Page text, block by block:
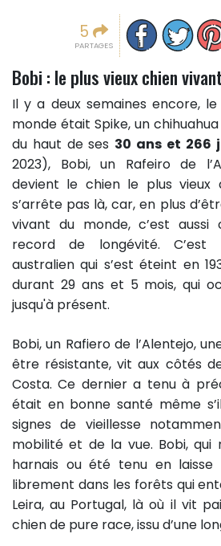
5
PARTAGES
Partager sur
Partager
Bobi : le plus vieux chien
Il y a deux semaines encore,
monde était Spike, un
du haut de ses 30 ans et 266
2023), Bobi, un Rafeiro de
devient le chien le plus vieux
s’arrête pas là, car, en plus
vivant du monde, c’est
record de longévité. C’est
australien qui s’est éteint en
durant 29 ans et 5 mois, qui
jusqu'à présent.
Bobi, un Rafiero de l’Alentejo,
être résistante, vit aux côtés
Costa. Ce dernier a tenu à
était en bonne santé même
signes de vieillesse
mobilité et de la vue. Bobi, qui
harnais ou été tenu en
librement dans les forêts qui
Leira, au Portugal, là où il vit
chien de pure race, issu d’une